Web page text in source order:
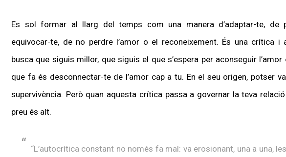
Es sol formar al llarg del temps com una manera d’adaptar-te, de
equivocar-te, de no perdre l’amor o el reconeixement. És una crítica i
busca que siguis millor, que siguis el que s’espera per aconseguir
que fa és desconnectar-te de l’amor cap a tu. En el seu origen, potser
supervivència. Però quan aquesta crítica passa a governar la teva
preu és alt.
“L’autocrítica constant no només fa mal: va erosionant, una a una,